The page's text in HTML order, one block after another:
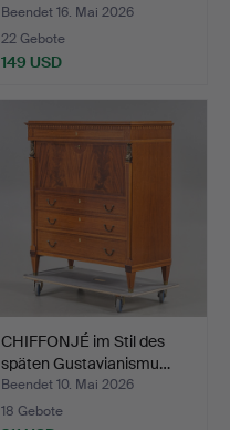
Beendet 16. Mai 2026
22 Gebote
149 USD
CHIFFONJÉ im Stil des
späten Gustavianismu…
Beendet 10. Mai 2026
18 Gebote